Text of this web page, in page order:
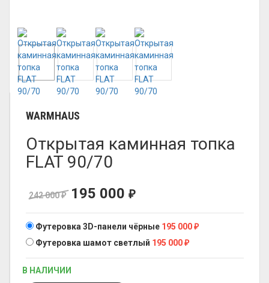
WARMHAUS
Открытая каминная топка
FLAT 90/70
242 000₽ 195 000 ₽
Футеровка 3D-панели чёрные 195 000₽
Футеровка шамот светлый 195 000₽
В НАЛИЧИИ